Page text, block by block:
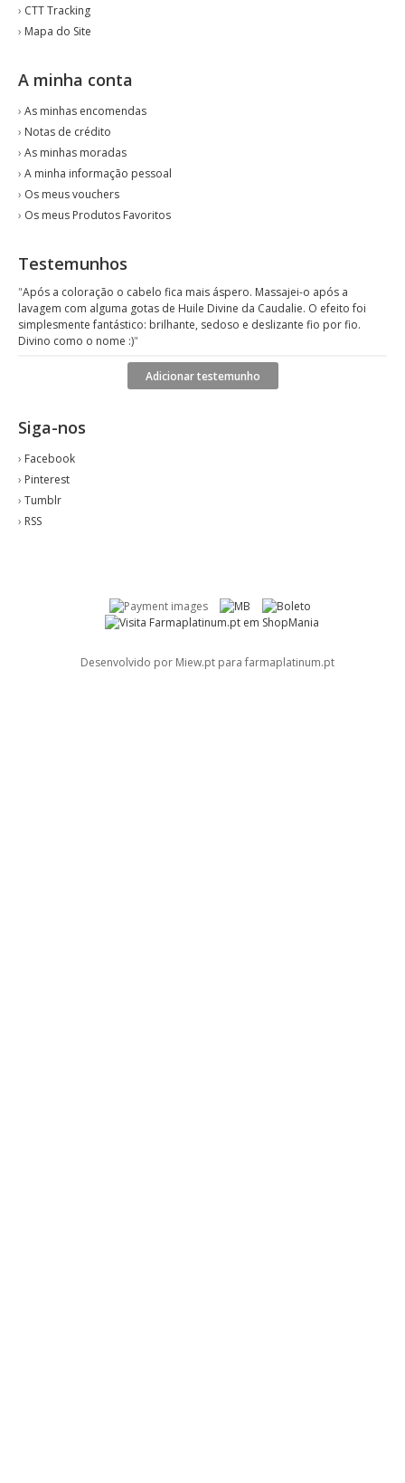
› CTT Tracking
› Mapa do Site
A minha conta
› As minhas encomendas
› Notas de crédito
› As minhas moradas
› A minha informação pessoal
› Os meus vouchers
› Os meus Produtos Favoritos
Testemunhos
"Após a coloração o cabelo fica mais áspero. Massajei-o após a
lavagem com alguma gotas de Huile Divine da Caudalie. O efeito foi
simplesmente fantástico: brilhante, sedoso e deslizante fio por fio.
Divino como o nome :)"
Adicionar testemunho
Siga-nos
› Facebook
› Pinterest
› Tumblr
› RSS
Desenvolvido por Miew.pt para farmaplatinum.pt